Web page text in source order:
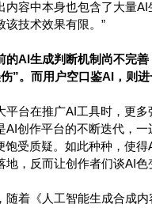
内容中本身也包含了大量AI
该技术效果有限。”
的AI生成判断机制尚不完
”。而用户空口鉴AI，则进
平台在推广AI工具时，更多
AI创作平台的不断迭代，一
饱受质疑。如此种种，使
地，反而让创作者们谈AI色
随着《人工智能生成合成